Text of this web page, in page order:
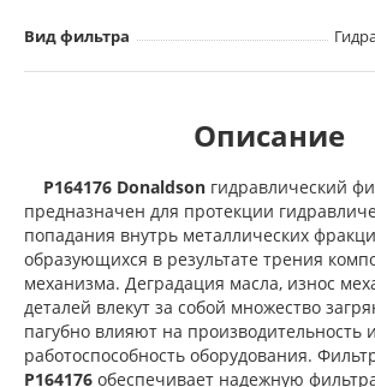
Вид фильтра
Описание
P164176 Donaldson гидравлический
предназначен для протекции
попадания внутрь металлических
образующихся в результате трения
механизма. Деградация масла, износ
деталей влекут за собой множество
пагубно влияют на производительность и
работоспособность оборудования.
P164176 обеспечивает надежную